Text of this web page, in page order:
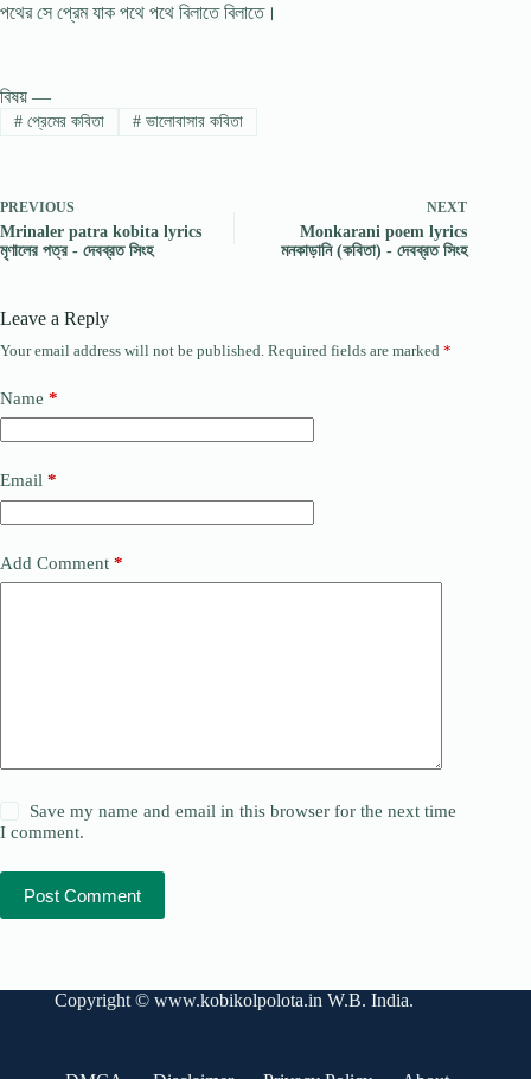
পথের সে প্রেম যাক পথে পথে বিলাতে বিলাতে।
বিষয় —
#প্রেমের কবিতা #ভালোবাসার কবিতা
PREVIOUS
Mrinaler patra kobita lyrics
মৃণালের পত্র - দেবব্রত সিংহ
NEXT
Monkarani poem lyrics
মনকাড়ানি (কবিতা) - দেবব্রত সিংহ
Leave a Reply
Your email address will not be published. Required fields are marked *
Name *
Email *
Add Comment *
Save my name and email in this browser for the next time
I comment.
Post Comment
Copyright © www.kobikolpolota.inW.B. India.